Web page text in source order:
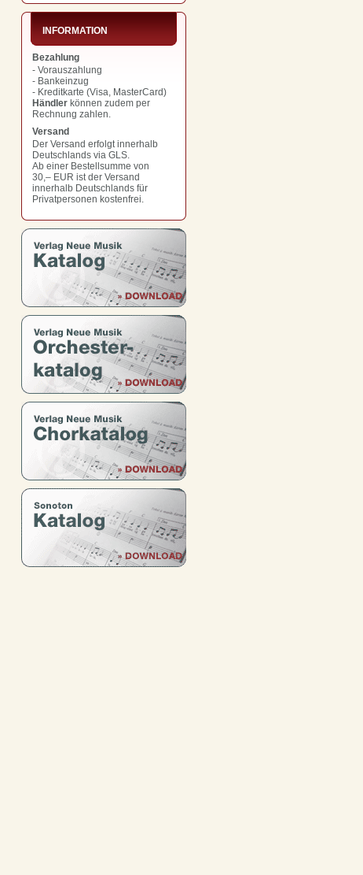
INFORMATION
Bezahlung
- Vorauszahlung
- Bankeinzug
- Kreditkarte (Visa, MasterCard)
Händler können zudem per
Rechnung zahlen.
Versand
Der Versand erfolgt innerhalb
Deutschlands via GLS.
Ab einer Bestellsumme von
30,– EUR ist der Versand
innerhalb Deutschlands für
Privatpersonen kostenfrei.